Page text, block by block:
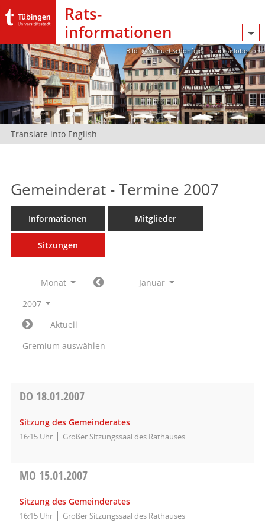
Rats­
informationen
Bild: @Manuel Schönfeld – stock.adobe.com
Translate into English
Gemeinderat - Termine 2007
Informationen Mitglieder
Sitzungen
Monat
Januar
2007
Aktuell
Gremium auswählen
DO 18.01.2007
Sitzung des Gemeinderates
16:15 Uhr Großer Sitzungssaal des Rathauses
MO 15.01.2007
Sitzung des Gemeinderates
16:15 Uhr Großer Sitzungssaal des Rathauses